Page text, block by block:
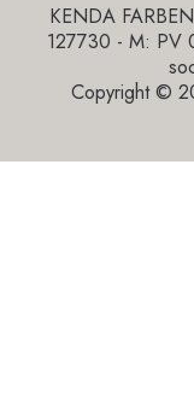
KENDA
127730 - M: PV
Copyright ©